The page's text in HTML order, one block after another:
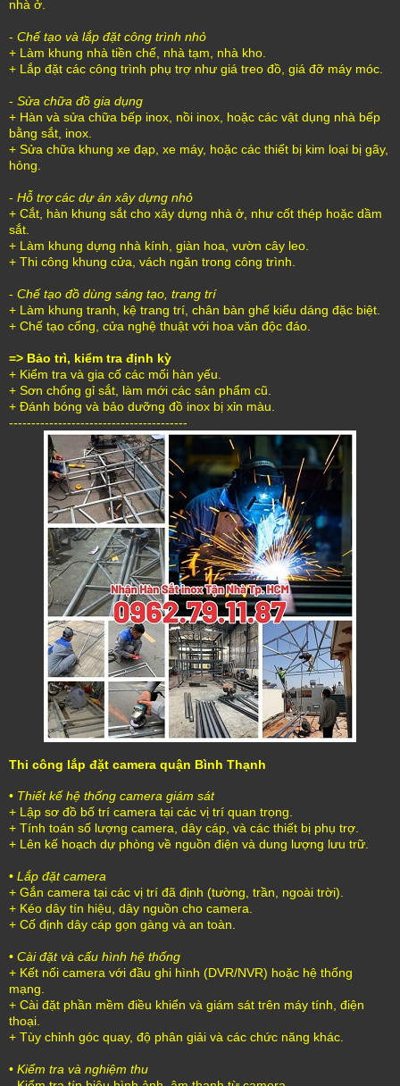
nhà ở.
- Chế tạo và lắp đặt công trình nhỏ
+ Làm khung nhà tiền chế, nhà tạm, nhà kho.
+ Lắp đặt các công trình phụ trợ như giá treo đồ, giá đỡ máy móc.
- Sửa chữa đồ gia dụng
+ Hàn và sửa chữa bếp inox, nồi inox, hoặc các vật dụng nhà bếp
bằng sắt, inox.
+ Sửa chữa khung xe đạp, xe máy, hoặc các thiết bị kim loại bị gãy,
hỏng.
- Hỗ trợ các dự án xây dựng nhỏ
+ Cắt, hàn khung sắt cho xây dựng nhà ở, như cốt thép hoặc dầm
sắt.
+ Làm khung dựng nhà kính, giàn hoa, vườn cây leo.
+ Thi công khung cửa, vách ngăn trong công trình.
- Chế tạo đồ dùng sáng tạo, trang trí
+ Làm khung tranh, kệ trang trí, chân bàn ghế kiểu dáng đặc biệt.
+ Chế tạo cổng, cửa nghệ thuật với hoa văn độc đáo.
=> Bảo trì, kiểm tra định kỳ
+ Kiểm tra và gia cố các mối hàn yếu.
+ Sơn chống gỉ sắt, làm mới các sản phẩm cũ.
+ Đánh bóng và bảo dưỡng đồ inox bị xỉn màu.
----------------------------------------
Thi công lắp đặt camera quận Bình Thạnh
• Thiết kế hệ thống camera giám sát
+ Lập sơ đồ bố trí camera tại các vị trí quan trọng.
+ Tính toán số lượng camera, dây cáp, và các thiết bị phụ trợ.
+ Lên kế hoạch dự phòng về nguồn điện và dung lượng lưu trữ.
• Lắp đặt camera
+ Gắn camera tại các vị trí đã định (tường, trần, ngoài trời).
+ Kéo dây tín hiệu, dây nguồn cho camera.
+ Cố định dây cáp gọn gàng và an toàn.
• Cài đặt và cấu hình hệ thống
+ Kết nối camera với đầu ghi hình (DVR/NVR) hoặc hệ thống
mạng.
+ Cài đặt phần mềm điều khiển và giám sát trên máy tính, điện
thoại.
+ Tùy chỉnh góc quay, độ phân giải và các chức năng khác.
• Kiểm tra và nghiệm thu